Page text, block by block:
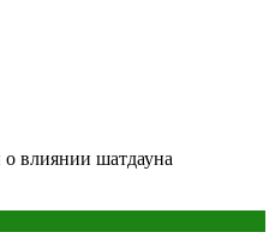
о влиянии шатдауна